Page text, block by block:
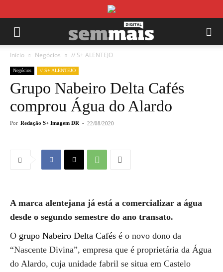
Início Negócios // S+ ALENTEJO
Negócios // S+ ALENTEJO
Grupo Nabeiro Delta Cafés
comprou Água do Alardo
Por Redação S+ Imagem DR - 22/08/2020
A marca alentejana já está a comercializar a água
desde o segundo semestre do ano transato.
O grupo Nabeiro Delta Cafés é o novo dono da
“Nascente Divina”, empresa que é proprietária da Água
do Alardo, cuja unidade fabril se situa em Castelo